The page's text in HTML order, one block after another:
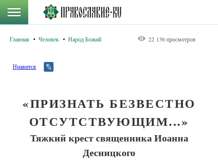
Главная Человек Народ Божий 22 136 просмотров
Нравится
«ПРИЗНАТЬ БЕЗВЕСТНО
ОТСУТСТВУЮЩИМ...»
Тяжкий крест священника Иоанна
Десницкого